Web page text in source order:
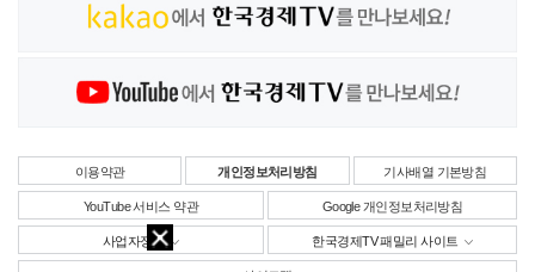
이용약관 개인정보처리방침 기사배열 기본방침
YouTube 서비스 약관 Google 개인정보처리방침
사업자정보 한국경제TV 패밀리 사이트